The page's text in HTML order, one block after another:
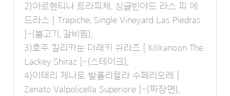
2)아르헨티나 트라피체, 싱글빈야드 라스 피 에
드라스 [ Trapiche, Single Vineyard Las Piedras
]-(불고기, 갈비찜),
3)호주 킬리카눈 더래키 쉬라즈 [ Kilikanoon The
Lackey Shiraz ]-(스테이크),
4)이태리 제나토 발폴리첼라 수페리오레 [
Zenato Valpolicella Superiore ]-(짜장면),